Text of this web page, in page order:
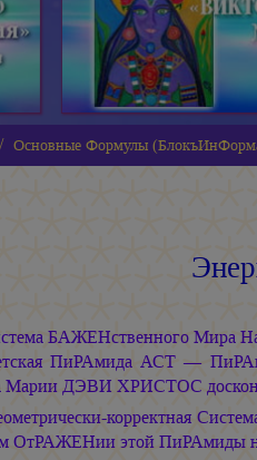
Основные Формулы
БАЖЕНственного Мира
ПиРАмида АСТ —
Марии ДЭВИ ХРИСТОС
корректная
ОтРАЖЕНии этой ПиРАмиды